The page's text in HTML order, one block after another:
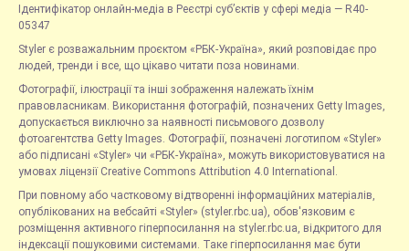
Ідентифікатор онлайн-медіа в Реєстрі суб’єктів у сфері медіа — R40-
05347
Styler є розважальним проєктом «РБК-Україна», який розповідає про
людей, тренди і все, що цікаво читати поза новинами.
Фотографії, ілюстрації та інші зображення належать їхнім
правовласникам. Використання фотографій, позначених Getty Images,
допускається виключно за наявності письмового дозволу
фотоагентства Getty Images. Фотографії, позначені логотипом «Styler»
або підписані «Styler» чи «РБК-Україна», можуть використовуватися на
умовах ліцензії Creative Commons Attribution 4.0 International.
При повному або частковому відтворенні інформаційних матеріалів,
опублікованих на вебсайті «Styler» (styler.rbc.ua), обов'язковим є
розміщення активного гіперпосилання на styler.rbc.ua, відкритого для
індексації пошуковими системами. Таке гіперпосилання має бути